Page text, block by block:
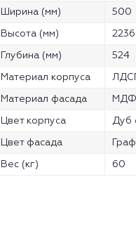
Ширина (мм) 500
Высота (мм) 2236
Глубина (мм) 524
Материал корпуса
Материал фасада МДФ
Цвет корпуса Дуб
Цвет фасада
Вес (кг) 60